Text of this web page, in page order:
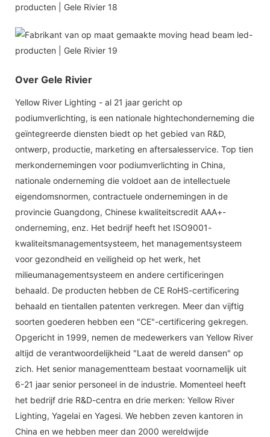
Over Gele Rivier
Yellow River Lighting - al 21 jaar gericht op
podiumverlichting, is een nationale hightechonderneming die
geïntegreerde diensten biedt op het gebied van R&D,
ontwerp, productie, marketing en aftersalesservice. Top tien
merkondernemingen voor podiumverlichting in China,
nationale onderneming die voldoet aan de intellectuele
eigendomsnormen, contractuele ondernemingen in de
provincie Guangdong, Chinese kwaliteitscredit AAA+-
onderneming, enz. Het bedrijf heeft het ISO9001-
kwaliteitsmanagementsysteem, het managementsysteem
voor gezondheid en veiligheid op het werk, het
milieumanagementsysteem en andere certificeringen
behaald. De producten hebben de CE RoHS-certificering
behaald en tientallen patenten verkregen. Meer dan vijftig
soorten goederen hebben een "CE"-certificering gekregen.
Opgericht in 1999, nemen de medewerkers van Yellow River
altijd de verantwoordelijkheid "Laat de wereld dansen" op
zich. Het senior managementteam bestaat voornamelijk uit
6-21 jaar senior personeel in de industrie. Momenteel heeft
het bedrijf drie R&D-centra en drie merken: Yellow River
Lighting, Yagelai en Yagesi. We hebben zeven kantoren in
China en we hebben meer dan 2000 wereldwijde